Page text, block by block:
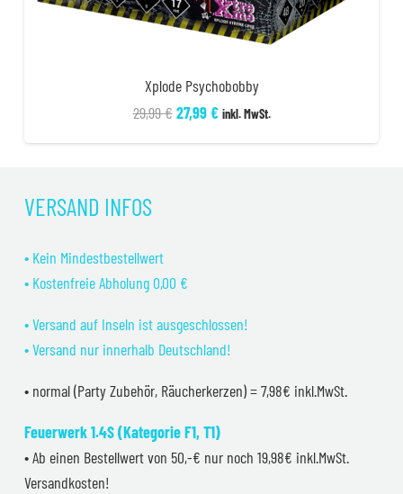
Xplode Psychobobby
29,99€ Ursprünglicher
27,99€Aktueller
inkl. MwSt.
VERSAND INFOS
• Kein Mindestbestellwert
• Kostenfreie Abholung 0,00 €
• Versand auf Inseln ist ausgeschlossen!
• Versand nur innerhalb Deutschland!
• normal (Party Zubehör, Räucherkerzen) = 7,98€ inkl.MwSt.
Feuerwerk 1.4S (Kategorie F1, T1)
• Ab einen Bestellwert von 50,-€ nur noch 19,98€ inkl.MwSt.
Versandkosten!